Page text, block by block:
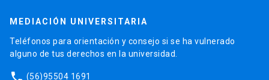
MEDIACIÓN UNIVERSITARIA
Teléfonos para orientación y consejo si se ha vulnerado
alguno de tus derechos en la universidad.
(56)95504 1691